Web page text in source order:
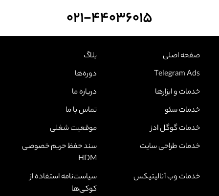
۰۲۱-۴۴۰۳۶۰۱۵
صفحه اصلی
بلاگ
Telegram Ads
دوره‌ها
خدمات و ابزارها
درباره ما
خدمات سئو
تماس با ما
خدمات گوگل ادز
موقعیت شغلی
خدمات طراحی سایت
سند حفظ حریم خصوصی
HDM
خدمات وب آنالیتیکس
سیاست‌نامه استفاده از
کوکی‌ها